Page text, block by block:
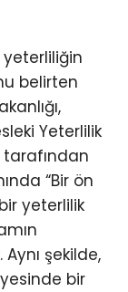
yeterliliğin
belirten
Yeterlilik
“Bir ön
yeterlilik
şekilde,
bir